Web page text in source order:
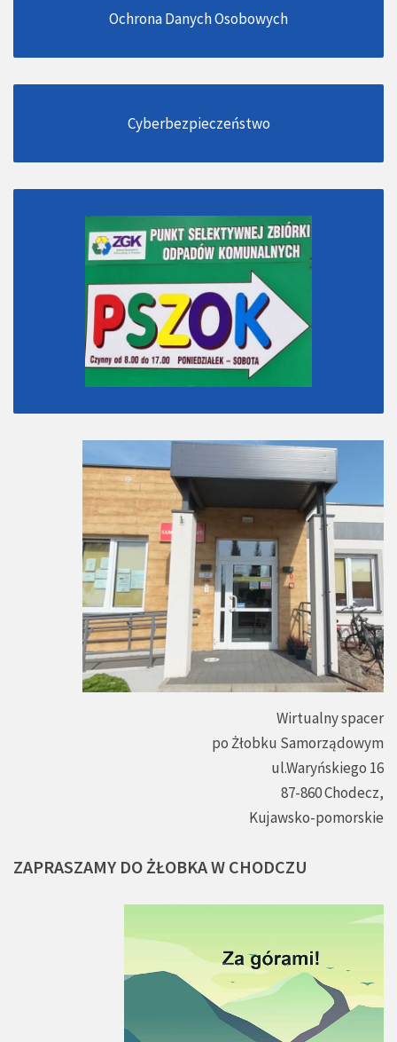
Ochrona Danych Osobowych
Cyberbezpieczeństwo
Wirtualny spacer
po Żłobku Samorządowym
ul.Waryńskiego 16
87-860 Chodecz,
Kujawsko-pomorskie
ZAPRASZAMY DOŻŁOBKAW CHODCZU